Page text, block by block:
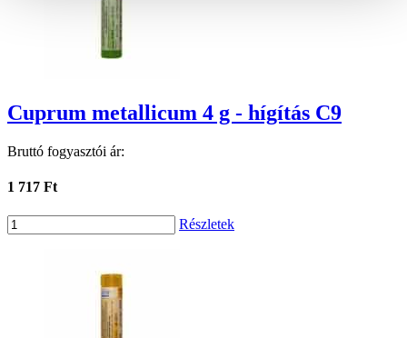
Cuprum metallicum 4 g - hígítás C9
Bruttó fogyasztói ár:
1 717 Ft
Részletek